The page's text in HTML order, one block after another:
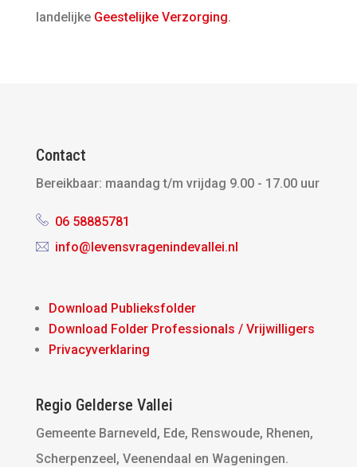
landelijke Geestelijke Verzorging.
Contact
Bereikbaar: maandag t/m vrijdag 9.00 - 17.00 uur
06 58885781
info@levensvragenindevallei.nl
Download Publieksfolder
Download Folder Professionals / Vrijwilligers
Privacyverklaring
Regio Gelderse Vallei
Gemeente Barneveld, Ede, Renswoude, Rhenen,
Scherpenzeel, Veenendaal en Wageningen.